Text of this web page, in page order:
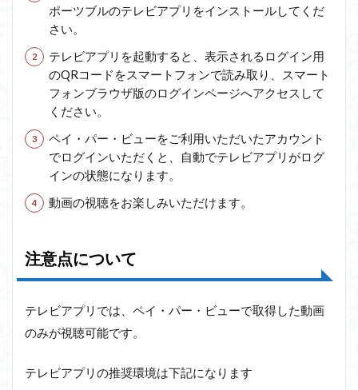
ポーツブルのテレビアプリをインストールしてくだ
さい。
テレビアプリを起動すると、表示されるログイン用
のQRコードをスマートフォンで読み取り、スマート
フォンブラウザ版のログインページへアクセスして
ください。
ペイ・パー・ビューをご利用いただいたアカウント
でログインいただくと、自動でテレビアプリがログ
インの状態になります。
動画の視聴をお楽しみいただけます。
注意点について
テレビアプリでは、ペイ・パー・ビューで取得した動画
のみが視聴可能です。
テレビアプリの推奨環境は下記になります